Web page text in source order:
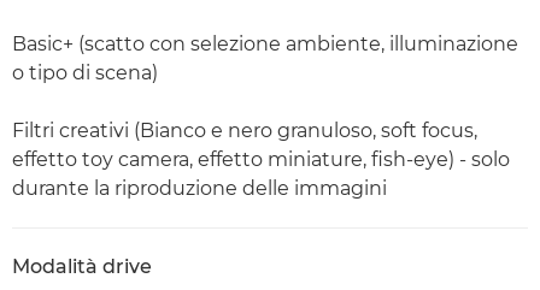
Basic+ (scatto con selezione ambiente, illuminazione
o tipo di scena)
Filtri creativi (Bianco e nero granuloso, soft focus,
effetto toy camera, effetto miniature, fish-eye) - solo
durante la riproduzione delle immagini
Modalità drive